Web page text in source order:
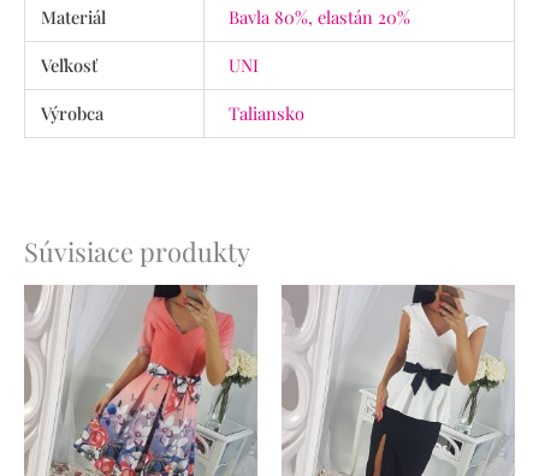
Materiál
Bavla 80%, elastán 20%
Veľkosť
UNI
Výrobca
Taliansko
Súvisiace produkty